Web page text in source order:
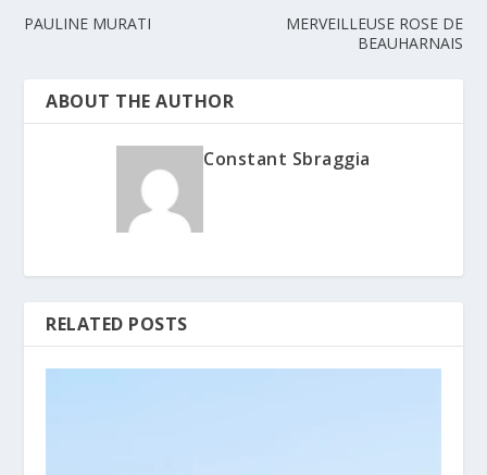
PAULINE MURATI
MERVEILLEUSE ROSE DE
BEAUHARNAIS
ABOUT THE AUTHOR
Constant Sbraggia
RELATED POSTS